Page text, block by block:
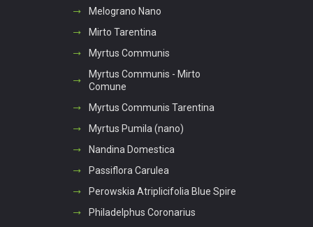
Melograno Nano
Mirto Tarentina
Myrtus Communis
Myrtus Communis - Mirto
Comune
Myrtus Communis Tarentina
Myrtus Pumila (nano)
Nandina Domestica
Passiflora Carulea
Perowskia Atriplicifolia Blue Spire
Philadelphus Coronarius